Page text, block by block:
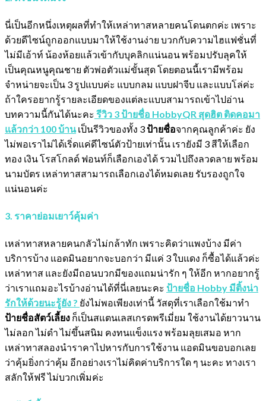
นี่เป็นอีกหนึ่งเหตุผลที่ทำให้เหล่าทาสหลายคนโดนตกค่ะ เพราะ
ด้วยดีไซน์ถูกออกแบบมาให้ใช้งานง่าย บวกกับความไฮแฟชั่นที่
ไม่มีเอ้าท์ น้องห้อยแล้วเข้ากับบุคลิกแน่นอน พร้อมปรับลุคให้
เป็นคุณหนูคุณชาย ตัวพ่อตัวแม่ขั้นสุด โดยตอนนี้เรามีพร้อม
จำหน่ายจะเป็น 3 รูปแบบค่ะ แบบกลม แบบฝาจีบ และแบบโล่ค่ะ
ถ้าใครอยากรู้รายละเอียดของแต่ละแบบสามารถเข้าไปอ่าน
บทความนี้กันได้นะคะ รีวิว 3 ป้ายชื่อ HobbyQR สุดฮิต ติดคอมา
แล้วกว่า 100 บ้านเป็นรีวิวของทั้ง 3ป้ายชื่อจากคุณลูกค้าค่ะ ยัง
ไม่พอเราไม่ได้เริ่ดแค่ดีไซน์ตัวป้ายเท่านั้น เรายังมี 3 สีให้เลือก
ทอง เงิน โรสโกลด์ ฟอนท์ก็เลือกเองได้ รวมไปถึงลวดลาย พร้อม
นามบัตร เหล่าทาสสามารถเลือกเองได้หมดเลย รับรองถูกใจ
แน่นอนค่ะ
3. ราคาย่อมเยาว์คุ้มค่า
เหล่าทาสหลายคนกลัวไม่กล้าทัก เพราะคิดว่าแพงบ้าง มีค่า
บริการบ้าง แอดมินอยากจะบอกว่า มีแค่ 3 ใบแดง ก็ซื้อได้แล้วค่ะ
เหล่าทาส และยังมีถอนบวกมีของแถมน่ารัก ๆ ให้อีก หากอยากรู้
ว่าเราแถมอะไรบ้างอ่านได้ที่นี่เลยนะคะ ป้ายชื่อ Hobby มีติ้งน่า
รักให้ด้วยนะรู้ยัง ? ยังไม่พอเพียงเท่านี้ วัสดุที่เราเลือกใช้มาทำ
ป้ายชื่อสัตว์เลี้ยง ก็เป็นสแตนเลสเกรดพรีเมี่ยม ใช้งานได้ยาวนาน
ไม่ลอก ไม่ดำ ไม่ขึ้นสนิม คงทนแข็งแรง พร้อมลุยเสมอ หาก
เหล่าทาสลองนำราคาไปหารกับการใช้งาน แอดมินขอบอกเลย
ว่าคุ้มยิ่งกว่าคุ้ม อีกอย่างเราไม่คิดค่าบริการใด ๆ นะคะ ทางเรา
สลักให้ฟรี ไม่บวกเพิ่มค่ะ